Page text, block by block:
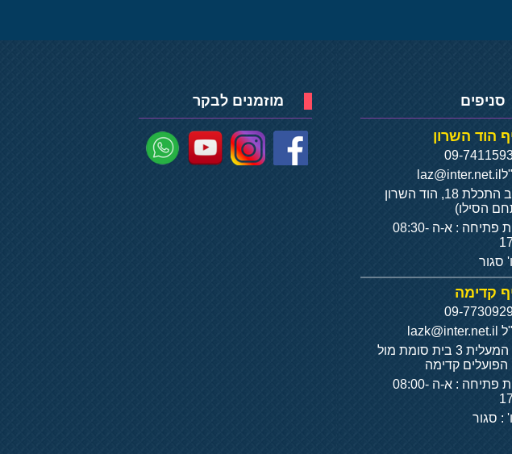
סניפים
הוד השרון
09-
laz@inter.net.il
רחוב התכלת 18, הוד השרון
הסילו)
שעות פתיחה : א-ה 08:30-
סגור
קדימה
09-
רח. המעלית 3 בית סומת מול
הפועלים קדימה
שעות פתיחה : א-ה 08:00-
: סגור
מוזמנים לבקר